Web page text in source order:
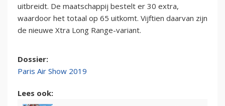
uitbreidt. De maatschappij bestelt er 30 extra,
waardoor het totaal op 65 uitkomt. Vijftien daarvan zijn
de nieuwe Xtra Long Range-variant.
Dossier:
Paris Air Show 2019
Lees ook: